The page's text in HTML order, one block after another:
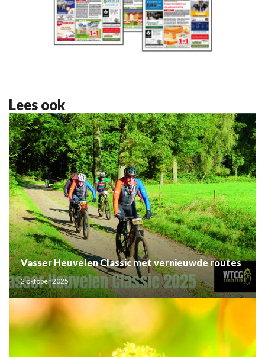
Lees ook
Vasser Heuvelen Classic met vernieuwde routes
2 oktober 2025